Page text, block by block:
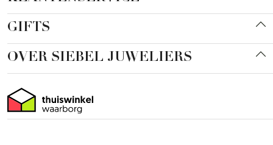
GIFTS
OVER SIEBEL JUWELIERS